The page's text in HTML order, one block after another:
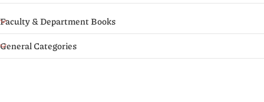
Faculty & Department Books
General Categories